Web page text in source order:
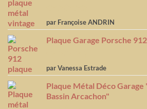
Note4
sur 5
par Françoise ANDRIN
Plaque Garage Porsche
Note5sur
5
par Vanessa Estrade
Plaque Métal Déco Garage
Bassin Arcachon"